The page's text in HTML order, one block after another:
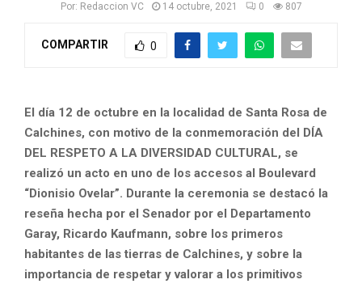
Por: Redaccion VC 14 octubre, 2021 0 807
COMPARTIR 0
El día 12 de octubre en la localidad de Santa Rosa de
Calchines, con motivo de la conmemoración del DÍA
DEL RESPETO A LA DIVERSIDAD CULTURAL, se
realizó un acto en uno de los accesos al Boulevard
“Dionisio Ovelar”. Durante la ceremonia se destacó la
reseña hecha por el Senador por el Departamento
Garay, Ricardo Kaufmann, sobre los primeros
habitantes de las tierras de Calchines, y sobre la
importancia de respetar y valorar a los primitivos